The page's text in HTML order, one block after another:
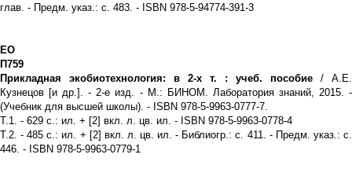
глав. - Предм. указ.: с. 483. - ISBN 978-5-94774-391-3
ЕО
П759
Прикладная экобиотехнология: в 2-х т. : учеб. пособие / А.Е.
Кузнецов [и др.]. - 2-е изд. - М.: БИНОМ. Лаборатория знаний, 2015. -
(Учебник для высшей школы). - ISBN 978-5-9963-0777-7.
Т.1. - 629 с.: ил. + [2] вкл. л. цв. ил. - ISBN 978-5-9963-0778-4
Т.2. - 485 с.: ил. + [2] вкл. л. цв. ил. - Библиогр.: с. 411. - Предм. указ.: с.
446. - ISBN 978-5-9963-0779-1